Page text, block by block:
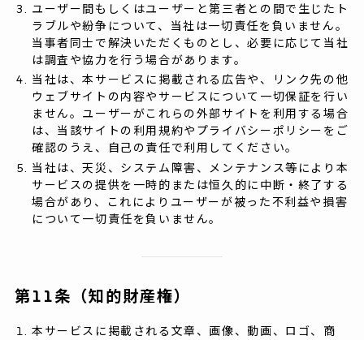
ユーザー間もしくはユーザーと第三者との間で生じたト
ラブルや紛争について、当社は一切責任を負いません。
当事者同士で解決いただくものとし、必要に応じて当社
は調査や協力を行う場合があります。
当社は、本サービスに掲載される広告や、リンク先の他
ウェブサイトの内容やサービスについて一切保証を行い
ません。ユーザーがこれらの外部サイトを利用する場合
は、当該サイトの利用規約やプライバシーポリシーをご
確認のうえ、自己の責任で利用してください。
当社は、天災、システム障害、メンテナンス等により本
サービスの提供を一時的または恒久的に中断・終了する
場合があり、これによりユーザーが被った不利益や損害
について一切責任を負いません。
第11条（知的財産権）
本サービスに掲載される文章、画像、動画、ロゴ、商